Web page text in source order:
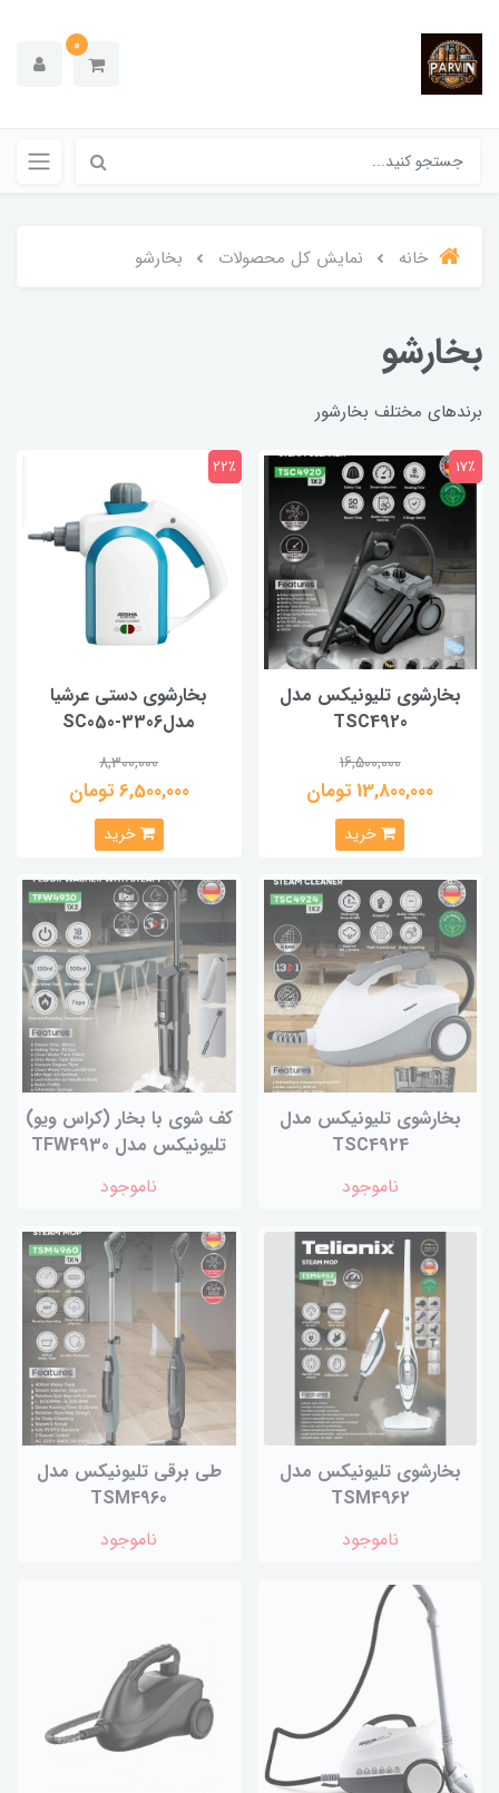
0
خانه نمایش کل محصولات بخارشو
بخارشو
برندهای مختلف بخارشور
بخارشوی تلیونیکس مدل
TSC4920
16,500,000
13,800,000 تومان
17٪
خرید
بخارشوی دستی عرشیا
مدلSC050-3306
8,300,000
6,500,000 تومان
22٪
خرید
بخارشوی تلیونیکس مدل
TSC4924
ناموجود
کف شوی با بخار (کراس ویو)
تلیونیکس مدل TFW4930
ناموجود
بخارشوی تلیونیکس مدل
TSM4962
ناموجود
طی برقی تلیونیکس مدل
TSM4960
ناموجود